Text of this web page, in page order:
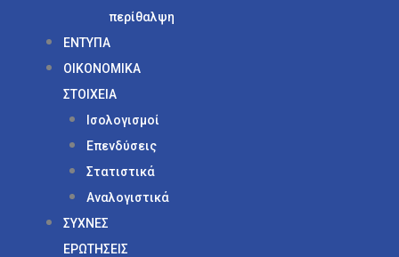
περίθαλψη
ΕΝΤΥΠΑ
ΟΙΚΟΝΟΜΙΚΑ
ΣΤΟΙΧΕΙΑ
Ισολογισμοί
Επενδύσεις
Στατιστικά
Αναλογιστικά
ΣΥΧΝΕΣ
ΕΡΩΤΗΣΕΙΣ